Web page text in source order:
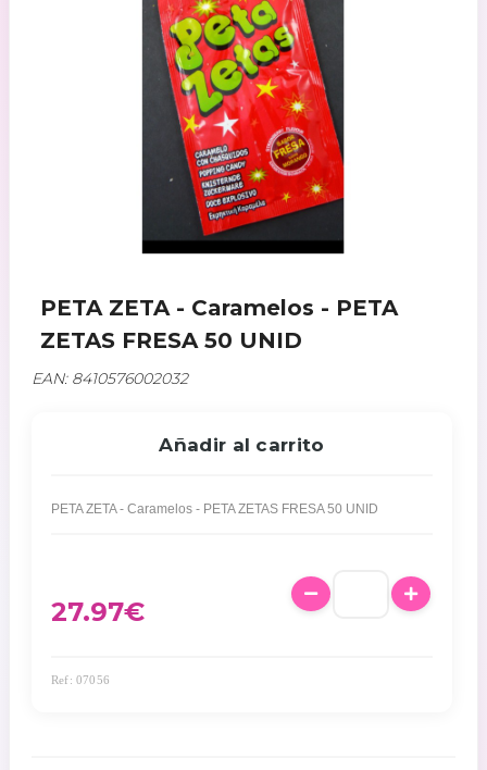
PETA ZETA - Caramelos - PETA
ZETAS FRESA 50 UNID
EAN: 8410576002032
Añadir al carrito
PETA ZETA - Caramelos - PETA ZETAS FRESA 50 UNID
27.97€
Ref: 07056